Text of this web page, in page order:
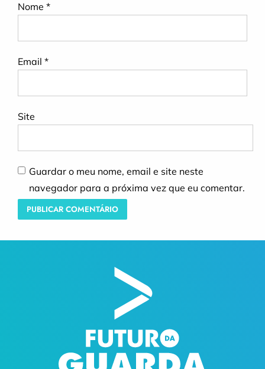
Nome *
Email *
Site
Guardar o meu nome, email e site neste
navegador para a próxima vez que eu comentar.